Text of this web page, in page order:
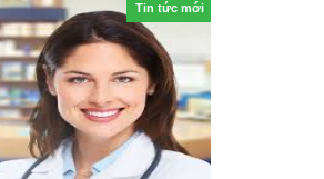
Tin tức mới